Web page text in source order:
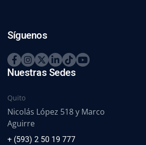
Síguenos
Nuestras Sedes
Quito
Nicolás López 518 y Marco
Aguirre
+ (593) 2 50 19 777